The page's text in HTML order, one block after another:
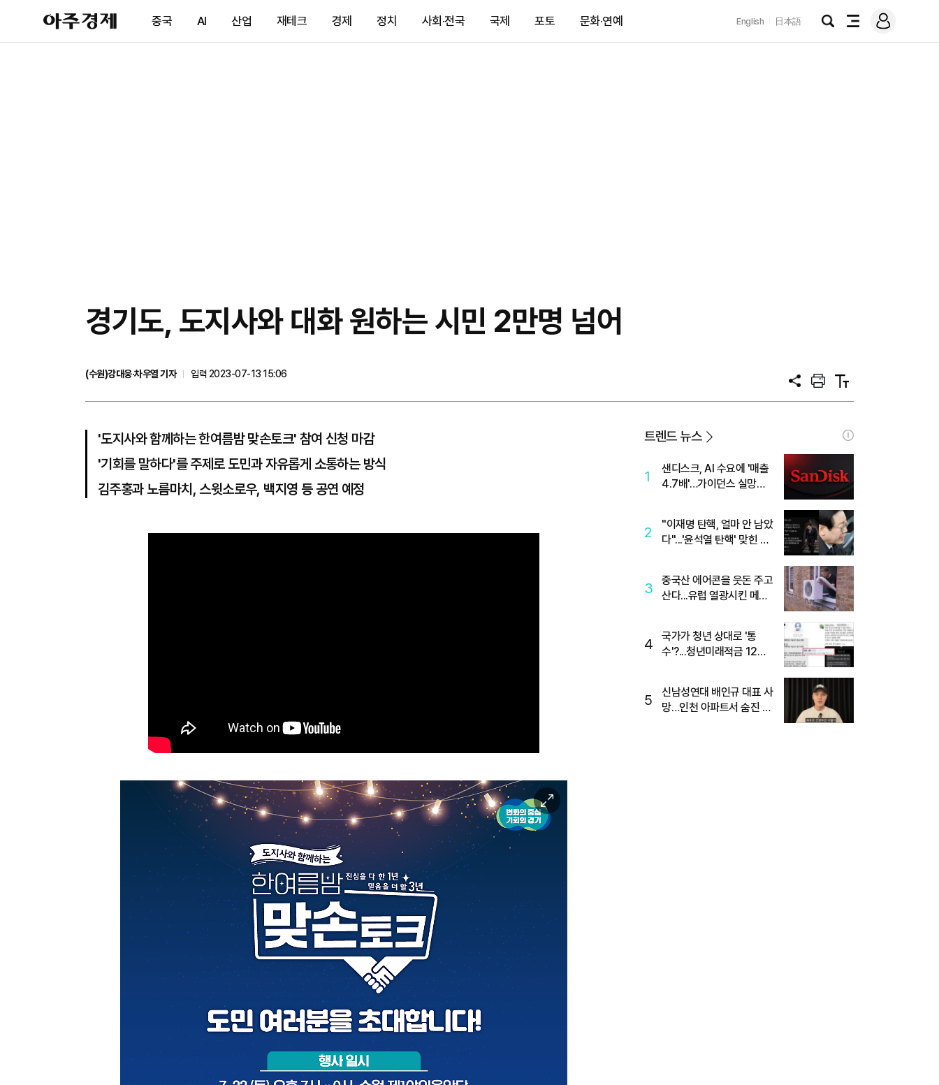
아
주
제
중국 AI 산업 재테크 경제 정치 사회·전국 국제 포토 문화·연예 English 日本語
검
전
메
그
경기도, 도지사와 대화 원하는 시민 2만명 넘어
(수원)강대웅·차우열 기자
입력 2023-07-13 15:06
공
프
트
텍
트
'도지사와 함께하는 한여름밤 맞손토크' 참여 신청 마감
'기회를 말하다'를 주제로 도민과 자유롭게 소통하는 방식
김주홍과 노름마치, 스윗소로우, 백지영 등 공연 예정
이
미
트렌드 뉴스
1
샌디스크, AI 수요에 '매출
4.7배'…가이던스 실망에
2
"이재명 탄핵, 얼마 안 남았
다"...'윤석열 탄핵' 맞힌 무
3
중국산 에어콘을 웃돈 주고
산다...유럽 열광시킨 메이
4
국가가 청년 상대로 '통
수'?...청년미래적금 12%
5
신남성연대 배인규 대표 사
망…인천 아파트서 숨진 채